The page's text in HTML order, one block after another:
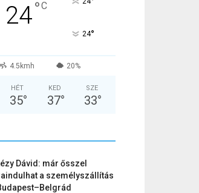
24°C
24°
4.5kmh 20%
HÉT
35°
KED
37°
SZE
33°
Dávid: már ősszel
a személyszállítás